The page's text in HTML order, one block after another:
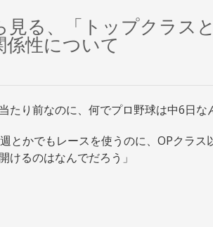
見る、「トップクラス
係性について
たり前なのに、何でプロ野球は中6日な
とかでもレースを使うのに、OPクラ
けるのはなんでだろう」